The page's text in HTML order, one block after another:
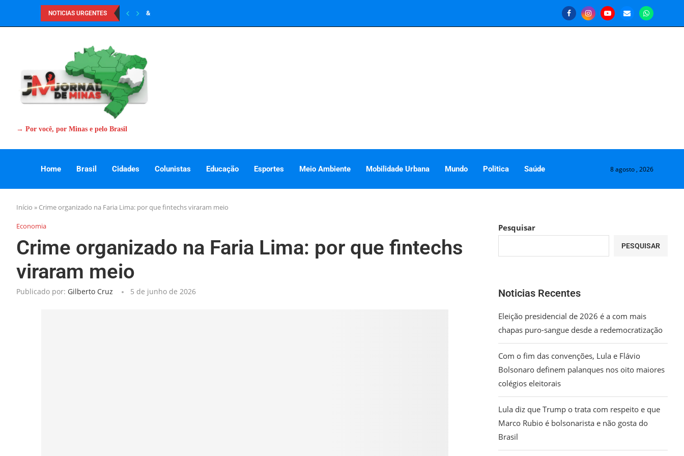
NOTICIAS URGENTES &
→ Por você, por Minas e pelo Brasil
Home Brasil Cidades Colunistas Educação Esportes Meio Ambiente Mobilidade Urbana Mundo Politica Saúde 8 agosto , 2026
Início » Crime organizado na Faria Lima: por que fintechs viraram meio
Economia
Crime organizado na Faria Lima: por que fintechs
viraram meio
Publicado por: Gilberto Cruz 5 de junho de 2026
Pesquisar
PESQUISAR
Noticias Recentes
Eleição presidencial de 2026 é a com mais
chapas puro-sangue desde a redemocratização
Com o fim das convenções, Lula e Flávio
Bolsonaro definem palanques nos oito maiores
colégios eleitorais
Lula diz que Trump o trata com respeito e que
Marco Rubio é bolsonarista e não gosta do
Brasil